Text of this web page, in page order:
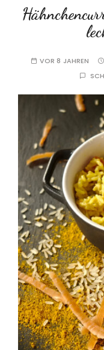
VOR 8 JAHREN